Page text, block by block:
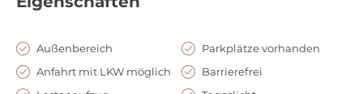
Veranstaltungen benötigen.
Außenbereich
Parkplätze vorhanden
Anfahrt mit LKW möglich
Barrierefrei